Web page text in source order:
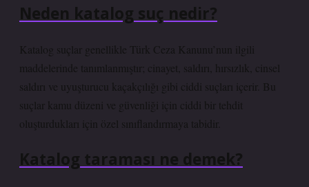
Neden katalog suç nedir?
Katalog suçlar genellikle Türk Ceza Kanunu’nun ilgili
maddelerinde tanımlanmıştır; cinayet, saldırı, hırsızlık, cinsel
saldırı ve uyuşturucu kaçakçılığı gibi ciddi suçları içerir. Bu
suçlar kamu düzeni ve güvenliği için ciddi bir tehdit
oluşturdukları için özel sınıflandırmaya tabidir.
Katalog taraması ne demek?